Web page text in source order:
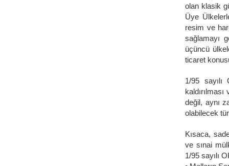
olan klasik
Üye
resim ve
sağlamayı
üçüncü
ticaret
1/95
değil, aynı
olabilecek
Kısaca,
ve sınai
1/95 sayılı